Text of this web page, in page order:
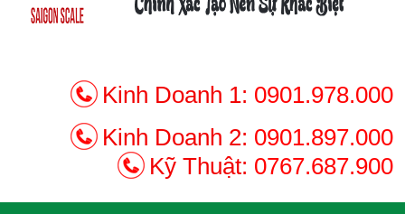
Kinh Doanh 1: 0901.978.000
Kinh Doanh 2: 0901.897.000
Kỹ Thuật: 0767.687.900